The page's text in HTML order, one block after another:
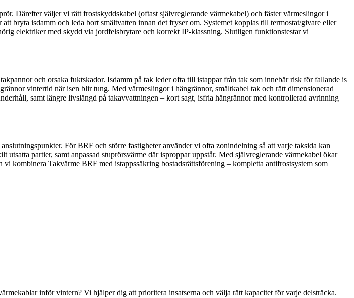
Därefter väljer vi rätt frostskyddskabel (oftast självreglerande värmekabel) och fäster värmeslingor i
bryta isdamm och leda bort smältvatten innan det fryser om. Systemet kopplas till termostat/givare eller
elektriker med skydd via jordfelsbrytare och korrekt IP-klassning. Slutligen funktionstestar vi
och orsaka fuktskador. Isdamm på tak leder ofta till istappar från tak som innebär risk för fallande is
vintertid när isen blir tung. Med värmeslingor i hängrännor, smältkabel tak och rätt dimensionerad
samt längre livslängd på takavvattningen – kort sagt, isfria hängrännor med kontrollerad avrinning
För BRF och större fastigheter använder vi ofta zonindelning så att varje taksida kan
partier, samt anpassad stuprörsvärme där isproppar uppstår. Med självreglerande värmekabel ökar
kombinera Takvärme BRF med istappssäkring bostadsrättsförening – kompletta antifrostsystem som
inför vintern? Vi hjälper dig att prioritera insatserna och välja rätt kapacitet för varje delsträcka.